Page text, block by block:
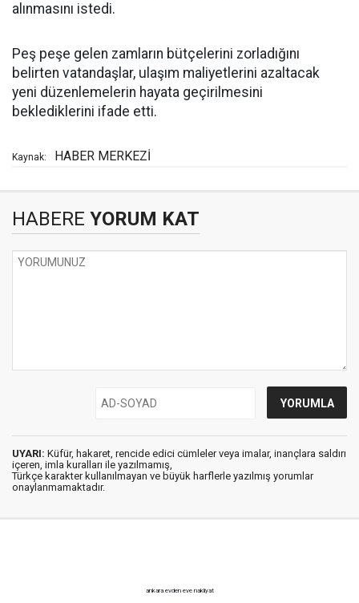
alınmasını istedi.
Peş peşe gelen zamların bütçelerini zorladığını
belirten vatandaşlar, ulaşım maliyetlerini azaltacak
yeni düzenlemelerin hayata geçirilmesini
beklediklerini ifade etti.
Kaynak: HABER MERKEZİ
HABERE YORUM KAT
UYARI: Küfür, hakaret, rencide edici cümleler veya imalar, inançlara saldırı
içeren, imla kuralları ile yazılmamış,
Türkçe karakter kullanılmayan ve büyük harflerle yazılmış yorumlar
onaylanmamaktadır.
ankara evden eve nakliyat